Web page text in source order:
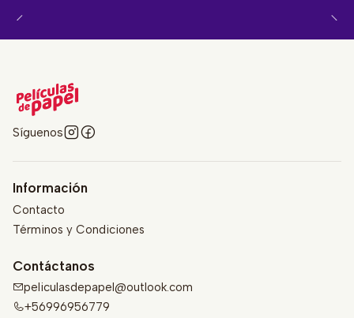
Síguenos
Información
Contacto
Términos y Condiciones
Contáctanos
peliculasdepapel@outlook.com
+56996956779